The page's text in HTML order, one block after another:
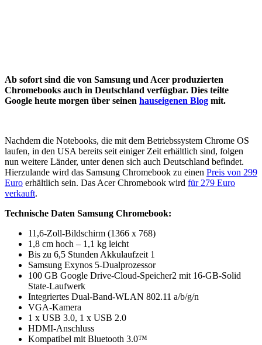
Ab sofort sind die von Samsung und Acer produzierten
Chromebooks auch in Deutschland verfügbar. Dies teilte
Google heute morgen über seinen hauseigenen Blog mit.
Nachdem die Notebooks, die mit dem Betriebssystem Chrome OS
laufen, in den USA bereits seit einiger Zeit erhältlich sind, folgen
nun weitere Länder, unter denen sich auch Deutschland befindet.
Hierzulande wird das Samsung Chromebook zu einen Preis von 299
Euro erhältlich sein. Das Acer Chromebook wird für 279 Euro
verkauft.
Technische Daten Samsung Chromebook:
11,6-Zoll-Bildschirm (1366 x 768)
1,8 cm hoch – 1,1 kg leicht
Bis zu 6,5 Stunden Akkulaufzeit 1
Samsung Exynos 5-Dualprozessor
100 GB Google Drive-Cloud-Speicher2 mit 16-GB-Solid
State-Laufwerk
Integriertes Dual-Band-WLAN 802.11 a/b/g/n
VGA-Kamera
1 x USB 3.0, 1 x USB 2.0
HDMI-Anschluss
Kompatibel mit Bluetooth 3.0™